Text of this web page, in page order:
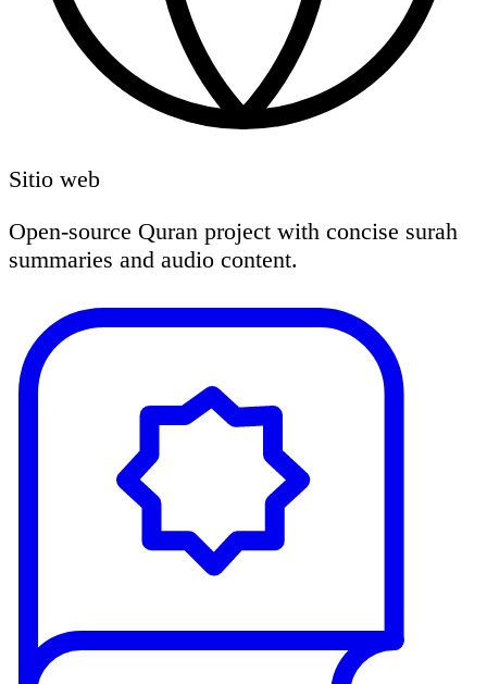
Sitio web
Open-source Quran project with concise surah
summaries and audio content.